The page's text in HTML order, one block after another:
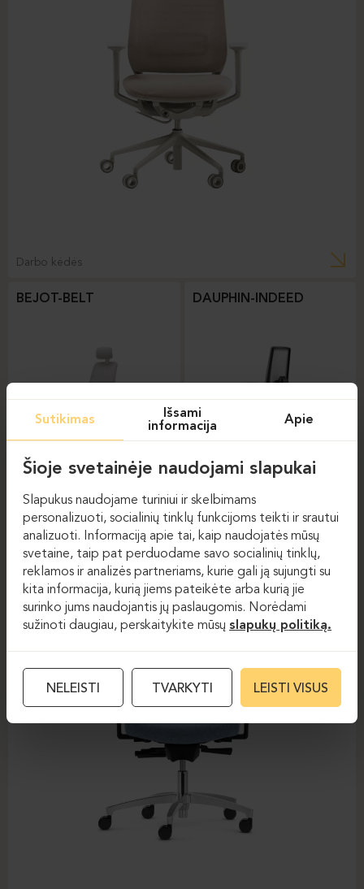
Darbo kėdės
BEJOT-BELT DAUPHIN-INDEED
DAUPHIN-SHAPE MESH
Sutikimas
Išsami
informacija
Apie
Šioje svetainėje naudojami slapukai
Slapukus naudojame turiniui ir skelbimams
personalizuoti, socialinių tinklų funkcijoms teikti ir srautui
analizuoti. Informaciją apie tai, kaip naudojatės mūsų
svetaine, taip pat perduodame savo socialinių tinklų,
reklamos ir analizės partneriams, kurie gali ją sujungti su
kita informacija, kurią jiems pateikėte arba kurią jie
surinko jums naudojantis jų paslaugomis. Norėdami
sužinoti daugiau, perskaitykite mūsų slapukų politiką.
NELEISTI TVARKYTI LEISTI VISUS